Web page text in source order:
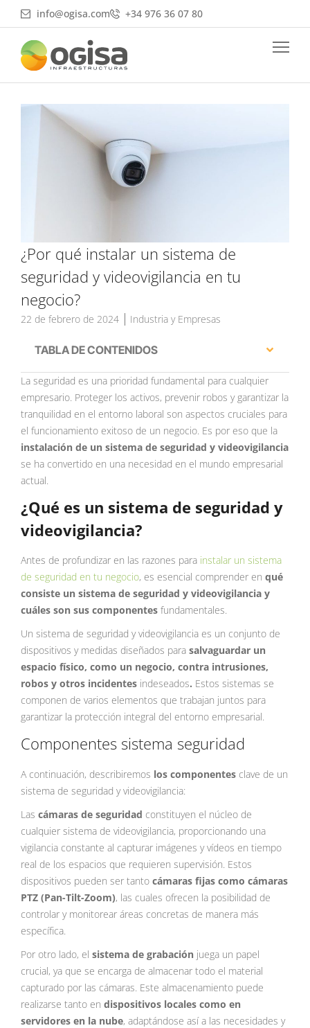
al
contenido
info@ogisa.com +34 976 36 07 80
¿Por qué instalar un sistema de
seguridad y videovigilancia en tu
negocio?
22 de febrero de 2024 Industria y Empresas
TABLA DE CONTENIDOS
La seguridad es una prioridad fundamental para cualquier
empresario. Proteger los activos, prevenir robos y garantizar la
tranquilidad en el entorno laboral son aspectos cruciales para
el funcionamiento exitoso de un negocio. Es por eso que la
instalación de un sistema de seguridad y videovigilancia
se ha convertido en una necesidad en el mundo empresarial
actual.
¿Qué es un sistema de seguridad y
videovigilancia?
Antes de profundizar en las razones para instalar un sistema
de seguridad en tu negocio, es esencial comprender en qué
consiste un sistema de seguridad y videovigilancia y
cuáles son sus componentes fundamentales.
Un sistema de seguridad y videovigilancia es un conjunto de
dispositivos y medidas diseñados para salvaguardar un
espacio físico, como un negocio, contra intrusiones,
robos y otros incidentes indeseados. Estos sistemas se
componen de varios elementos que trabajan juntos para
garantizar la protección integral del entorno empresarial.
Componentes sistema seguridad
A continuación, describiremos los componentes clave de un
sistema de seguridad y videovigilancia:
Las cámaras de seguridad constituyen el núcleo de
cualquier sistema de videovigilancia, proporcionando una
vigilancia constante al capturar imágenes y vídeos en tiempo
real de los espacios que requieren supervisión. Estos
dispositivos pueden ser tanto cámaras fijas como cámaras
PTZ (Pan-Tilt-Zoom), las cuales ofrecen la posibilidad de
controlar y monitorear áreas concretas de manera más
específica.
Por otro lado, el sistema de grabación juega un papel
crucial, ya que se encarga de almacenar todo el material
capturado por las cámaras. Este almacenamiento puede
realizarse tanto en dispositivos locales como en
servidores en la nube, adaptándose así a las necesidades y